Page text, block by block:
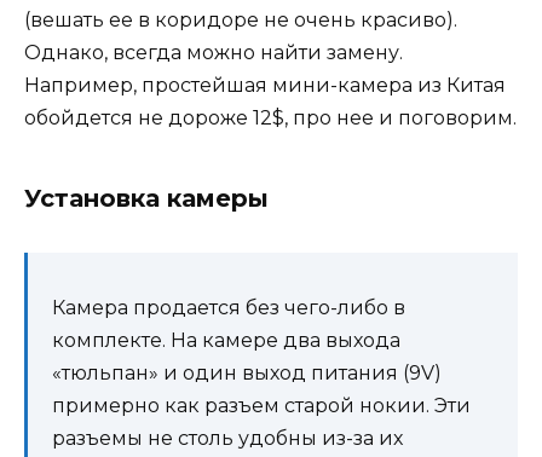
(вешать ее в коридоре не очень красиво).
Однако, всегда можно найти замену.
Например, простейшая мини-камера из Китая
обойдется не дороже 12$, про нее и поговорим.
Установка камеры
Камера продается без чего-либо в
комплекте. На камере два выхода
«тюльпан» и один выход питания (9V)
примерно как разъем старой нокии. Эти
разъемы не столь удобны из-за их